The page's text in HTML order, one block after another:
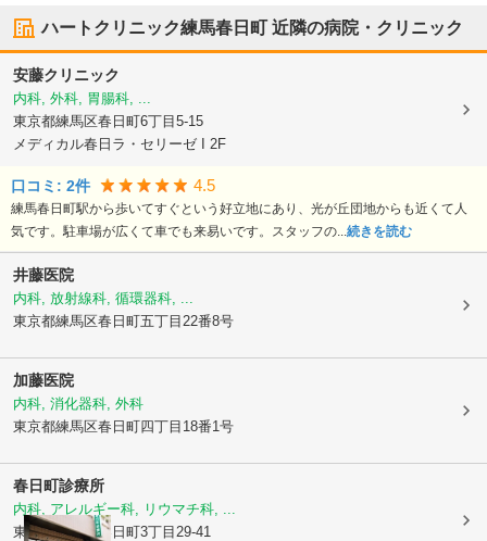
ハートクリニック練馬春日町 近隣の病院・クリニック
安藤クリニック
内科, 外科, 胃腸科, ...
東京都練馬区春日町6丁目5-15
メディカル春日ラ・セリーゼ I 2F
口コミ: 2件 4.5
練馬春日町駅から歩いてすぐという好立地にあり、光が丘団地からも近くて人
気です。駐車場が広くて車でも来易いです。スタッフの... 続きを読む
井藤医院
内科, 放射線科, 循環器科, ...
東京都練馬区春日町五丁目22番8号
加藤医院
内科, 消化器科, 外科
東京都練馬区春日町四丁目18番1号
春日町診療所
内科, アレルギー科, リウマチ科, ...
東京都練馬区春日町3丁目29-41